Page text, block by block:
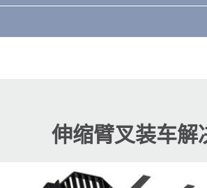
伸缩臂叉装车解